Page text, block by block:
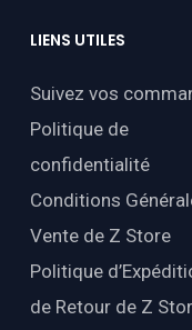
LIENS UTILES
Suivez vos
Politique de
confidentialité
Conditions
Vente de Z Store
Politique
de Retour de Z